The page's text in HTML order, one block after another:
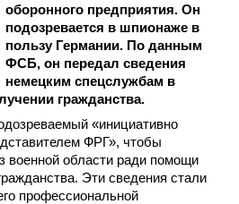
оборонного предприятия. Он
подозревается в шпионаже в
пользу Германии. По данным
ФСБ, он передал сведения
немецким спецслужбам в
гражданства.
«инициативно
ФРГ», чтобы
военной области ради помощи
Эти сведения стали
профессиональной